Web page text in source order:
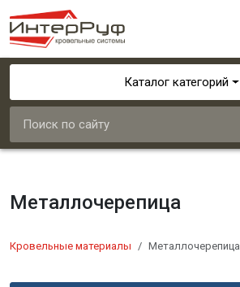
Каталог категорий
Металлочерепица
Кровельные материалы Металлочерепица